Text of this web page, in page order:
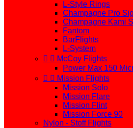
L-Style Rings
Champagne Pro
Champagne Kami
Fantom
BarFlights
L-System
  McCoy Flights
Power Max 150
  Mission Flights
Mission Solo
Mission Flare
Mission Flint
Mission Force 90
Nylon - Stoff Flights